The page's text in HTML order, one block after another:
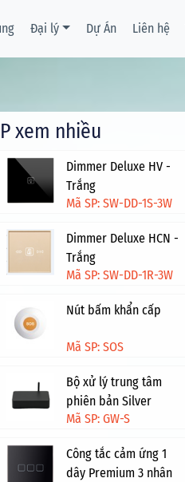
Đại lý Dự Án Liên hệ
xem nhiều
Dimmer Deluxe HV -
Trắng
Mã SP: SW-DD-1S-3W
Dimmer Deluxe HCN -
Trắng
Mã SP: SW-DD-1R-3W
Nút bấm khẩn cấp
Mã SP: SOS
Bộ xử lý trung tâm
phiên bản Silver
Mã SP: GW-S
Công tắc cảm ứng 1
dây Premium 3 nhân